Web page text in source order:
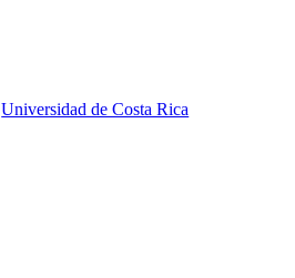
Universidad de Costa Rica